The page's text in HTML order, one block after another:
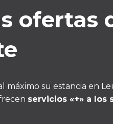
ofertas
máximo su estancia en
servicios «+» a los